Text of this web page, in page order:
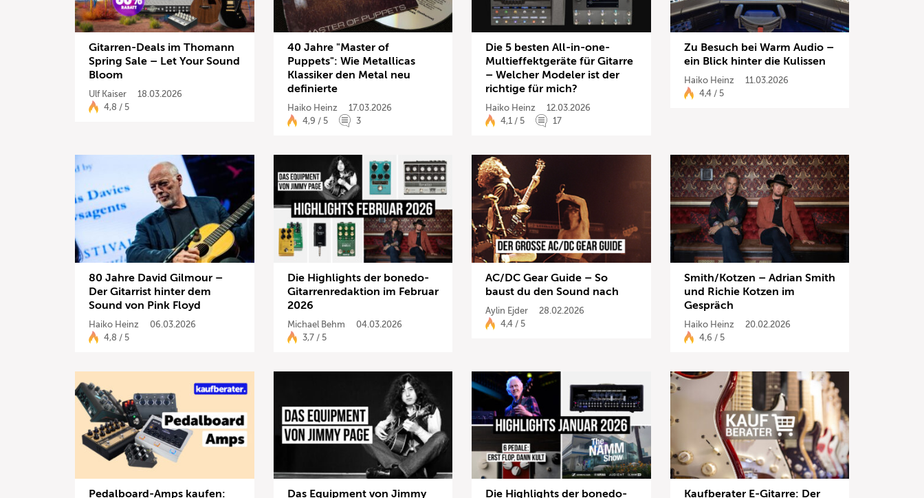
Gitarren-Deals im Thomann
Spring Sale – Let Your Sound
Bloom
Ulf Kaiser
18.03.2026
4,8 / 5
40 Jahre "Master of
Puppets": Wie Metallicas
Klassiker den Metal neu
definierte
Haiko Heinz
17.03.2026
4,9 / 5
3
Die 5 besten All-in-one-
Multieffektgeräte für Gitarre
– Welcher Modeler ist der
richtige für mich?
Haiko Heinz
12.03.2026
4,1 / 5
17
Zu Besuch bei Warm Audio –
ein Blick hinter die Kulissen
Haiko Heinz
11.03.2026
4,4 / 5
80 Jahre David Gilmour –
Der Gitarrist hinter dem
Sound von Pink Floyd
Haiko Heinz
06.03.2026
4,8 / 5
Die Highlights der bonedo-
Gitarrenredaktion im Februar
2026
Michael Behm
04.03.2026
3,7 / 5
AC/DC Gear Guide – So
baust du den Sound nach
Aylin Ejder
28.02.2026
4,4 / 5
Smith/Kotzen – Adrian Smith
und Richie Kotzen im
Gespräch
Haiko Heinz
20.02.2026
4,6 / 5
Pedalboard-Amps kaufen:
Das Equipment von Jimmy
Die Highlights der bonedo-
Kaufberater E-Gitarre: Der